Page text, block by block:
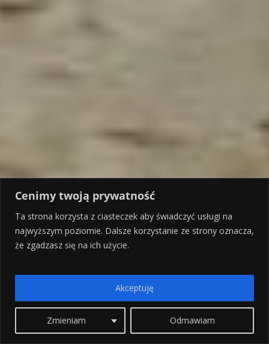
Cenimy twoją prywatność
Ta strona korzysta z ciasteczek aby świadczyć usługi na
najwyższym poziomie. Dalsze korzystanie ze strony oznacza,
że zgadzasz się na ich użycie.
Zmieniam Odmawiam
Akceptuję